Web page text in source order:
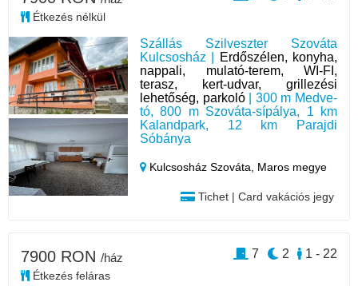
Szállás Szilveszter Szováta
Kulcsosház |
Erdőszélen, konyha,
nappali, mulató-terem, WI-FI,
terasz, kert-udvar, grillezési
lehetőség, parkoló| 300 m Medve-
tó, 800 m Szováta-sípálya, 1 km
Kalandpark, 12 km Parajdi
Sóbánya
Kulcsosház Szováta, Maros megye
Tichet | Card vakációs jegy
Étkezés nélkül
7900 RON /ház
Étkezés feláras
1 - 22
2
7